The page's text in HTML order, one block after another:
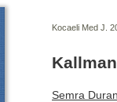
Kocaeli Med J.
Semra Duran